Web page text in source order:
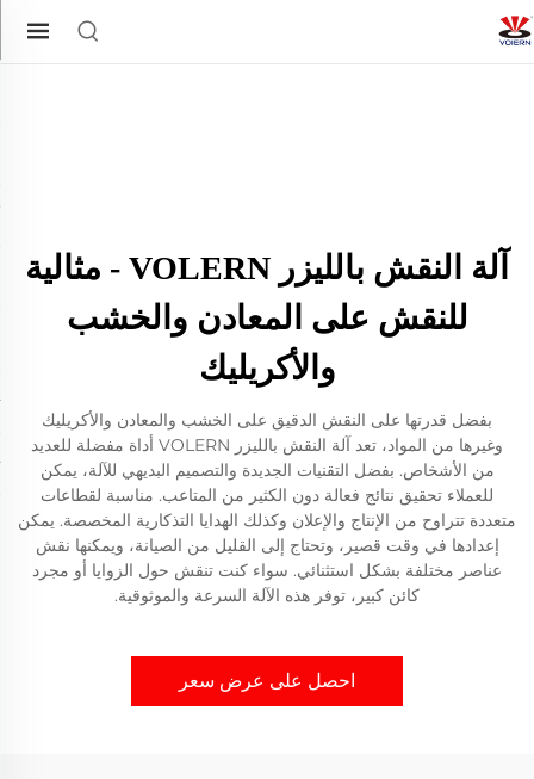
آلة النقش بالليزر VOLERN - مثالية
للنقش على المعادن والخشب
والأكريليك
بفضل قدرتها على النقش الدقيق على الخشب والمعادن والأكريليك
وغيرها من المواد، تعد آلة النقش بالليزر VOLERN أداة مفضلة للعديد
من الأشخاص. بفضل التقنيات الجديدة والتصميم البديهي للآلة، يمكن
للعملاء تحقيق نتائج فعالة دون الكثير من المتاعب. مناسبة لقطاعات
متعددة تتراوح من الإنتاج والإعلان وكذلك الهدايا التذكارية المخصصة. يمكن
إعدادها في وقت قصير، وتحتاج إلى القليل من الصيانة، ويمكنها نقش
عناصر مختلفة بشكل استثنائي. سواء كنت تنقش حول الزوايا أو مجرد
كائن كبير، توفر هذه الآلة السرعة والموثوقية.
احصل على عرض سعر